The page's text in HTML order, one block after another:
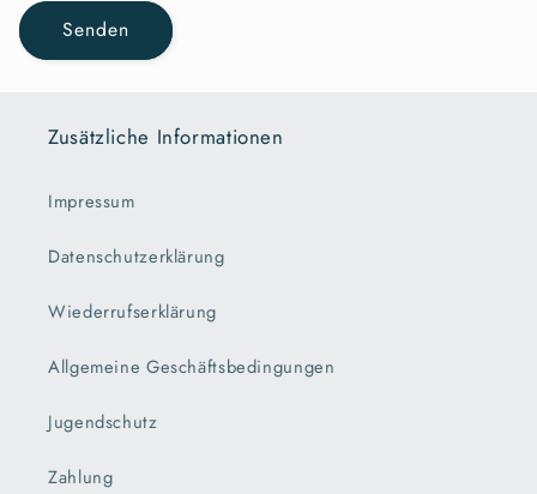
Senden
Zusätzliche Informationen
Impressum
Datenschutzerklärung
Wiederrufserklärung
Allgemeine Geschäftsbedingungen
Jugendschutz
Zahlung